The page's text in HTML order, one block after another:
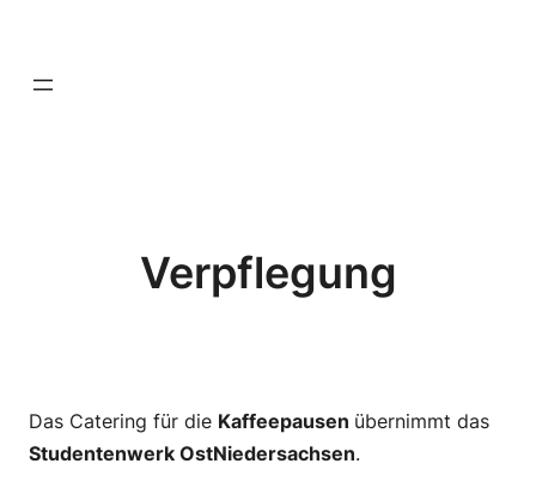
springen
Verpflegung
Das Catering für die Kaffeepausen übernimmt das
Studentenwerk OstNiedersachsen.